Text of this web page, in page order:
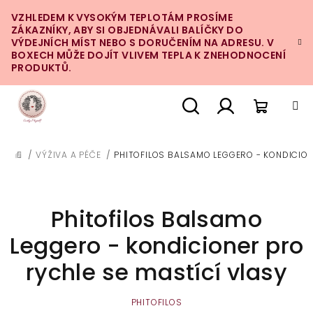
na
obsah
VZHLEDEM K VYSOKÝM TEPLOTÁM PROSÍME
ZÁKAZNÍKY, ABY SI OBJEDNÁVALI BALÍČKY DO
VÝDEJNÍCH MÍST NEBO S DORUČENÍM NA ADRESU. V
BOXECH MŮŽE DOJÍT VLIVEM TEPLA K ZNEHODNOCENÍ
PRODUKTŮ.
DOMŮ
/ VÝŽIVA A PÉČE / PHITOFILOS BALSAMO LEGGERO -
Phitofilos Balsamo
Leggero - kondicioner pro
rychle se mastící vlasy
PHITOFILOS